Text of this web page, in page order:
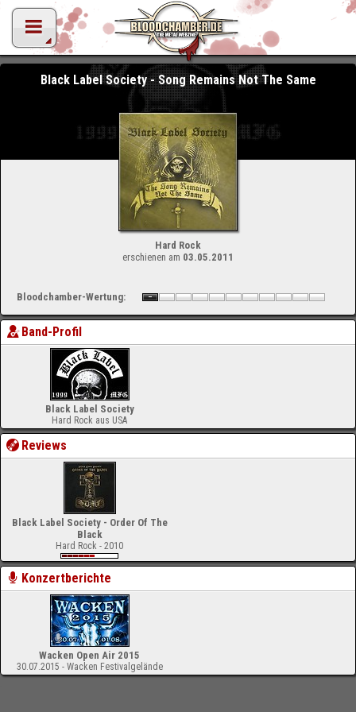
Black Label Society - Song Remains Not The Same
Hard Rock
erschienen am 03.05.2011
Bloodchamber-Wertung:
Band-Profil
Black Label Society
Hard Rock aus USA
Reviews
Black Label Society - Order Of The
Black
Hard Rock - 2010
Konzertberichte
Wacken Open Air 2015
30.07.2015 - Wacken Festivalgelände